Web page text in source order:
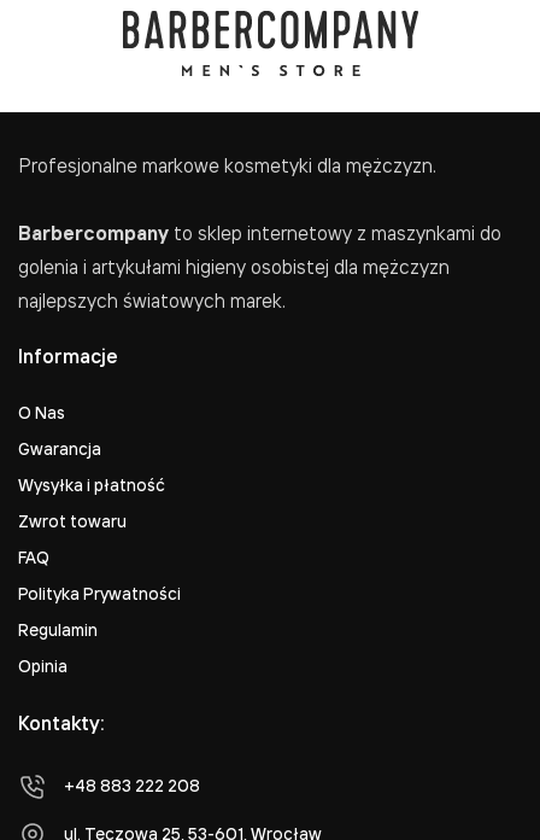
Profesjonalne markowe kosmetyki dla mężczyzn.
Barbercompany to sklep internetowy z maszynkami do
golenia i artykułami higieny osobistej dla mężczyzn
najlepszych światowych marek.
Informacje
O Nas
Gwarancja
Wysyłka i płatność
Zwrot towaru
FAQ
Polityka Prywatności
Regulamin
Opinia
Kontakty:
+48 883 222 208
ul. Tęczowa 25, 53-601, Wrocław